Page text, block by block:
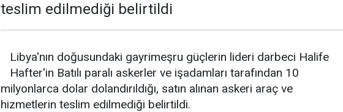
teslim edilmediği belirtildi
Libya'nın doğusundaki gayrimeşru güçlerin lideri darbeci Halife
Hafter'in Batılı paralı askerler ve işadamları tarafından 10
milyonlarca dolar dolandırıldığı, satın alınan askeri araç ve
hizmetlerin teslim edilmediği belirtildi.